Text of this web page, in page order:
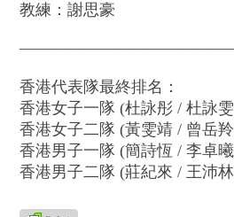
教練：謝思豪
香港代表隊最終排名：
香港女子一隊 (杜詠彤 / 杜詠
香港女子二隊 (黃雯靖 / 曾岳
香港男子一隊 (簡詩恆 / 李卓
香港男子二隊 (莊紀來 / 王沛